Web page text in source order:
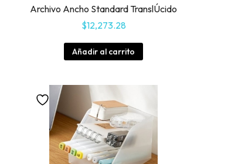
Archivo Ancho Standard TranslÚcido
$12,273.28
Añadir al carrito